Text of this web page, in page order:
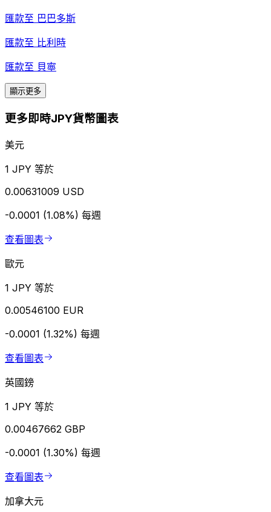
匯款至 巴巴多斯
匯款至 比利時
匯款至 貝寧
顯示更多
更多即時JPY貨幣圖表
美元
1 JPY 等於
0.00631009 USD
-0.0001 (1.08%) 每週
查看圖表
歐元
1 JPY 等於
0.00546100 EUR
-0.0001 (1.32%) 每週
查看圖表
英國鎊
1 JPY 等於
0.00467662 GBP
-0.0001 (1.30%) 每週
查看圖表
加拿大元